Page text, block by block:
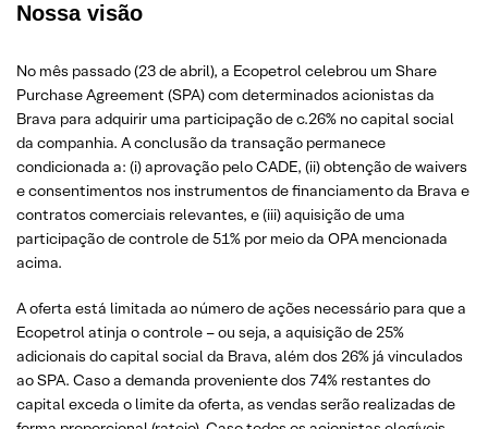
Nossa visão
No mês passado (23 de abril), a Ecopetrol celebrou um Share
Purchase Agreement (SPA) com determinados acionistas da
Brava para adquirir uma participação de c.26% no capital social
da companhia. A conclusão da transação permanece
condicionada a: (i) aprovação pelo CADE, (ii) obtenção de waivers
e consentimentos nos instrumentos de financiamento da Brava e
contratos comerciais relevantes, e (iii) aquisição de uma
participação de controle de 51% por meio da OPA mencionada
acima.
A oferta está limitada ao número de ações necessário para que a
Ecopetrol atinja o controle – ou seja, a aquisição de 25%
adicionais do capital social da Brava, além dos 26% já vinculados
ao SPA. Caso a demanda proveniente dos 74% restantes do
capital exceda o limite da oferta, as vendas serão realizadas de